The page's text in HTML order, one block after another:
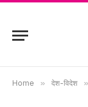
Home » देश-विदेश »